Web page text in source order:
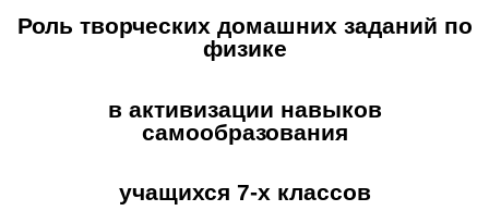
Роль творческих домашних заданий по
физике
в активизации навыков
самообразования
учащихся 7-х классов